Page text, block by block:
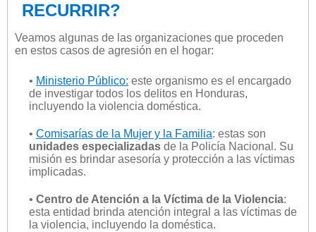
RECURRIR?
Veamos algunas de las organizaciones que proceden
en estos casos de agresión en el hogar:
• Ministerio Público: este organismo es el encargado
de investigar todos los delitos en Honduras,
incluyendo la violencia doméstica.
• Comisarías de la Mujer y la Familia: estas son
unidades especializadas de la Policía Nacional. Su
misión es brindar asesoría y protección a las víctimas
implicadas.
• Centro de Atención a la Víctima de la Violencia:
esta entidad brinda atención integral a las víctimas de
la violencia, incluyendo la doméstica.